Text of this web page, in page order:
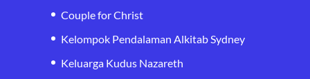
Couple for Christ
Kelompok Pendalaman Alkitab Sydney
Keluarga Kudus Nazareth